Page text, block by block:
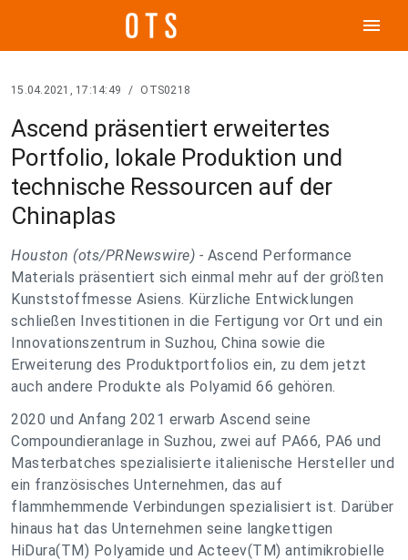
menu
15.04.2021, 17:14:49 / OTS0218
Ascend präsentiert erweitertes
Portfolio, lokale Produktion und
technische Ressourcen auf der
Chinaplas
Houston (ots/PRNewswire) - Ascend Performance
Materials präsentiert sich einmal mehr auf der größten
Kunststoffmesse Asiens. Kürzliche Entwicklungen
schließen Investitionen in die Fertigung vor Ort und ein
Innovationszentrum in Suzhou, China sowie die
Erweiterung des Produktportfolios ein, zu dem jetzt
auch andere Produkte als Polyamid 66 gehören.
2020 und Anfang 2021 erwarb Ascend seine
Compoundieranlage in Suzhou, zwei auf PA66, PA6 und
Masterbatches spezialisierte italienische Hersteller und
ein französisches Unternehmen, das auf
flammhemmende Verbindungen spezialisiert ist. Darüber
hinaus hat das Unternehmen seine langkettigen
HiDura(TM) Polyamide und Acteev(TM) antimikrobielle